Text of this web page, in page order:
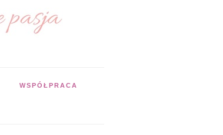
WSPÓŁPRACA